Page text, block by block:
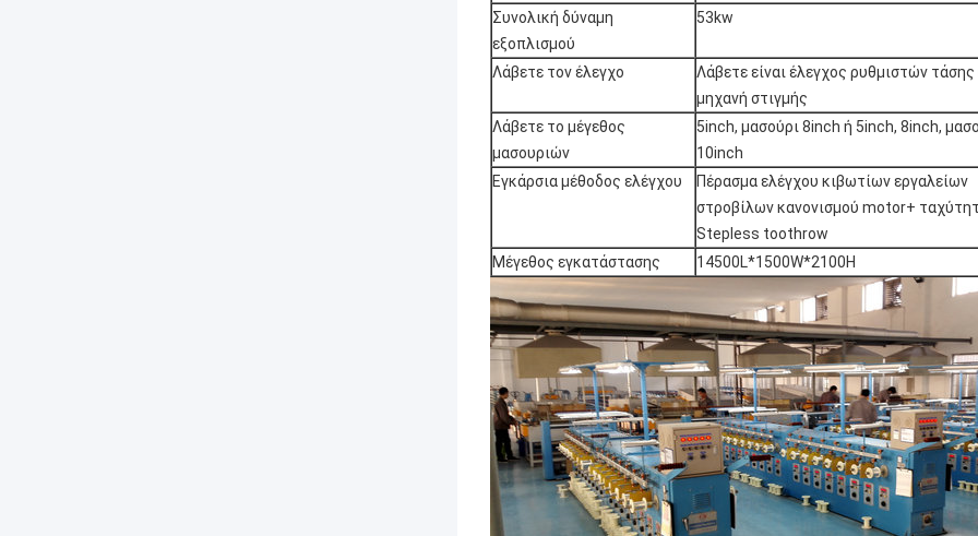
Συνολική δύναμη
εξοπλισμού
53kw
Λάβετε τον έλεγχο
Λάβετε είναι έλεγχος ρυθμιστών τάσης
μηχανή στιγμής
Λάβετε το μέγεθος
μασουριών
5inch, μασούρι 8inch ή 5inch, 8inch,
10inch
Εγκάρσια μέθοδος ελέγχου
Πέρασμα ελέγχου κιβωτίων εργαλείων
στροβίλων κανονισμού motor+
Stepless toothrow
Μέγεθος εγκατάστασης
14500L*1500W*2100H